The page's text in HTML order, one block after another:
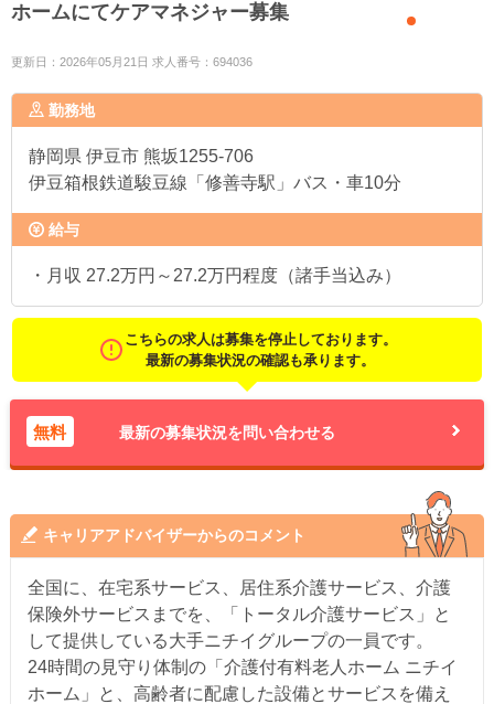
ホームにてケアマネジャー募集
更新日：2026年05月21日 求人番号：694036
勤務地
静岡県 伊豆市 熊坂1255-706
伊豆箱根鉄道駿豆線「修善寺駅」バス・車10分
給与
・月収 27.2万円～27.2万円程度（諸手当込み）
こちらの求人は募集を停止しております。
最新の募集状況の確認も承ります。
無料 最新の募集状況を問い合わせる
キャリアアドバイザーからのコメント
全国に、在宅系サービス、居住系介護サービス、介護
保険外サービスまでを、「トータル介護サービス」と
して提供している大手ニチイグループの一員です。
24時間の見守り体制の「介護付有料老人ホーム ニチイ
ホーム」と、高齢者に配慮した設備とサービスを備え